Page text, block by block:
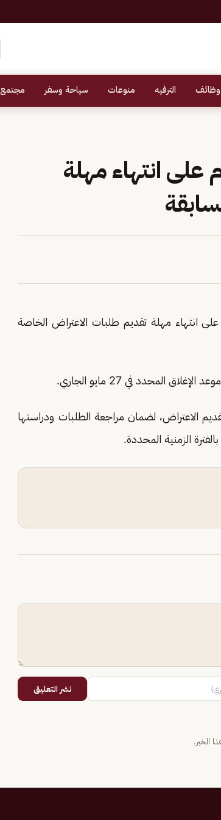
وظائف الترفيه منوعات سياحة وسفر مجتمع
الاجتماعي»: 7 أيام على انتهاء مهلة
الاجتماعي والتمكين تبقي 7 أيام فقط على انتهاء مهلة تقديم طلبات الاعتراض الخاصة
المحدد في 27 مايو الجاري.
الاعتراض، لضمان مراجعة الطلبات ودراستها
الزمنية المحددة.
نشر التعليق
الخبر.